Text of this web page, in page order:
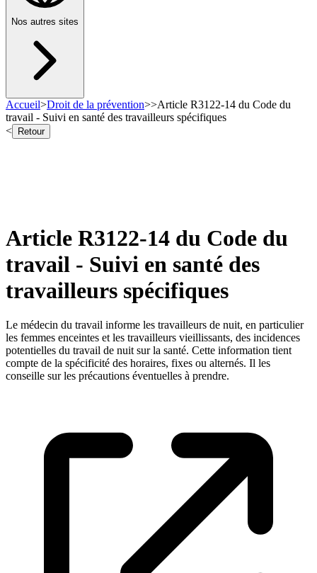
Nos autres sites
Accueil>Droit de la prévention>>Article R3122-14 du Code du
travail - Suivi en santé des travailleurs spécifiques
<
Retour
Article R3122-14 du Code du
travail - Suivi en santé des
travailleurs spécifiques
Le médecin du travail informe les travailleurs de nuit, en particulier
les femmes enceintes et les travailleurs vieillissants, des incidences
potentielles du travail de nuit sur la santé. Cette information tient
compte de la spécificité des horaires, fixes ou alternés. Il les
conseille sur les précautions éventuelles à prendre.